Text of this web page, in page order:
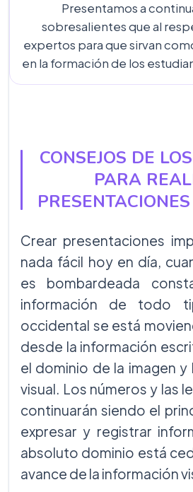
Presentamos a
sobresalientes que al
expertos para que sirvan
en la formación de los
CONSEJOS DE
PARA
Crear presentaciones
nada fácil hoy en día,
es bombardeada
información de todo
occidental se está
desde la información
el dominio de la imagen y
visual. Los números y las
continuarán siendo el
expresar y registrar
absoluto dominio está
avance de la información